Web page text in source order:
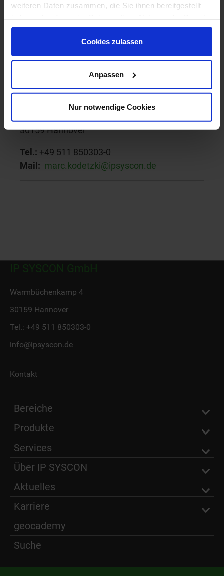
weiteren Daten zusammen, die Sie ihnen bereitgestellt
gesammelt haben.
Cookies zulassen
Anpassen
Nur notwendige Cookies
Ihre Ansprechpartner
Marc Kodetzki
30159 Hannover
Tel.: +49 511 850303-0
Mail: marc.kodetzki@ipsyscon.de
IP SYSCON GmbH
Warmbüchenkamp 4
30159 Hannover
Tel.: +49 511 850303-0
info@ipsyscon.de
Kontakt
Bereiche
Produkte
Services
Über IP SYSCON
Aktuelles
Karriere
geocademy
Suche